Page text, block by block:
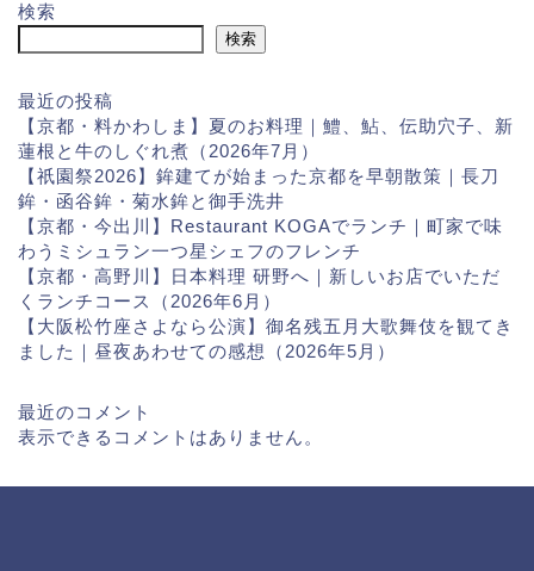
検索
検索
最近の投稿
【京都・料かわしま】夏のお料理｜鱧、鮎、伝助穴子、新
蓮根と牛のしぐれ煮（2026年7月）
【祇園祭2026】鉾建てが始まった京都を早朝散策｜長刀
鉾・函谷鉾・菊水鉾と御手洗井
【京都・今出川】Restaurant KOGAでランチ｜町家で味
わうミシュラン一つ星シェフのフレンチ
【京都・高野川】日本料理 研野へ｜新しいお店でいただ
くランチコース（2026年6月）
【大阪松竹座さよなら公演】御名残五月大歌舞伎を観てき
ました｜昼夜あわせての感想（2026年5月）
最近のコメント
表示できるコメントはありません。